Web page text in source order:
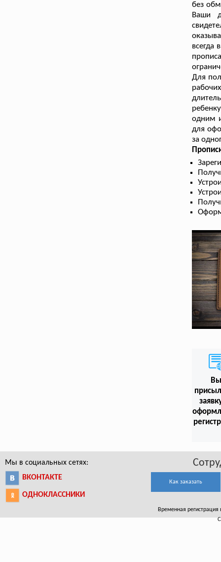
без
Ваши
всегда
Для
одним
для
за
Вы
Мы в социальных сетях:
ВКОНТАКТЕ
ОДНОКЛАССНИКИ
Как заказать
Временная